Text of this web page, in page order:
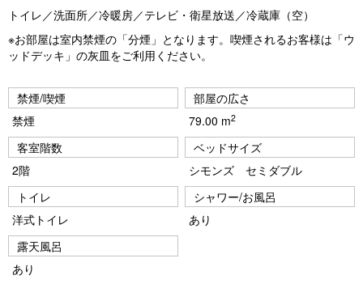
トイレ／洗面所／冷暖房／テレビ・衛星放送／冷蔵庫（空）
※お部屋は室内禁煙の「分煙」となります。喫煙されるお客様は「ウ
ッドデッキ」の灰皿をご利用ください。
禁煙/喫煙
禁煙
部屋の広さ
79.00 m2
客室階数
2階
ベッドサイズ
シモンズ セミダブル
トイレ
洋式トイレ
シャワー/お風呂
あり
露天風呂
あり